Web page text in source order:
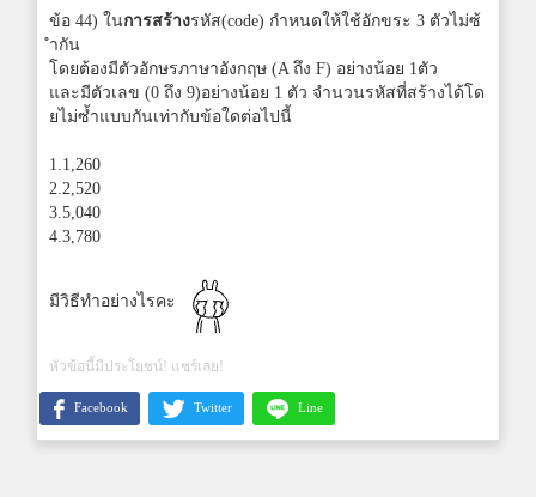
ข้อ 44) ในการสร้างรหัส(code) กำหนดให้ใช้อักขระ 3 ตัวไม่ซ้
ำกัน
โดยต้องมีตัวอักษรภาษาอังกฤษ (A ถึง F) อย่างน้อย 1ตัว
และมีตัวเลข (0 ถึง 9)อย่างน้อย 1 ตัว จำนวนรหัสที่สร้างได้โด
ยไม่ซ้ำแบบกันเท่ากับข้อใดต่อไปนี้
1.1,260
2.2,520
3.5,040
4.3,780
มีวิธีทำอย่างไรคะ
หัวข้อนี้มีประโยชน์! แชร์เลย!
Facebook Twitter Line